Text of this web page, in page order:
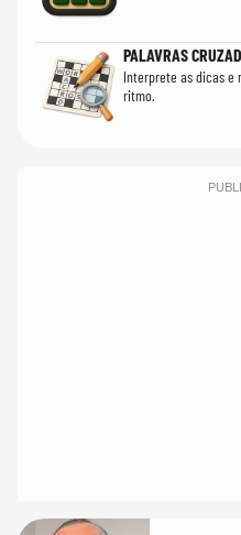
PALAVRAS
Interprete as dicas e
ritmo.